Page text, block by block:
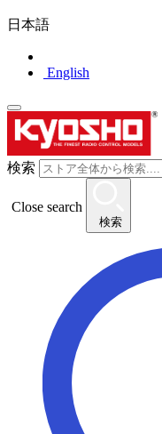
日本語
English
検索
Close search
検索